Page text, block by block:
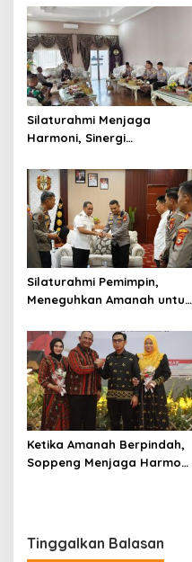
Silaturahmi Menjaga
Harmoni, Sinergi
Soppeng
Silaturahmi Pemimpin,
Meneguhkan Amanah untuk
Ketika Amanah Berpindah,
Soppeng Menjaga Harmoni
Tinggalkan Balasan